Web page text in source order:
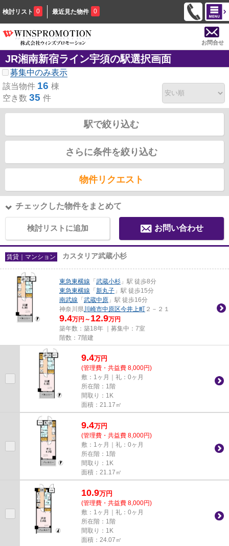
検討リスト 0 最近見た物件 0
お問合せ
JR湘南新宿ライン宇須の駅選択画面
募集中のみ表示
該当物件 16 棟
空き数 35 件
駅で絞り込む
さらに条件を絞り込む
物件リクエスト
チェックした物件をまとめて
検討リストに追加 お問い合わせ
賃貸｜マンション カスタリア武蔵小杉
東急東横線 「 武蔵小杉 」駅 徒歩8分
東急東横線 「 新丸子 」駅 徒歩15分
南武線 「 武蔵中原 」駅 徒歩16分
神奈川県川崎市中原区今井上町 ２－２１
9.4万円～ 12.9万円
築年数：築18年 ｜募集中： 7室
階数：7階建
9.4万円
(管理費・共益費 8,000円)
敷：1ヶ月｜礼：0ヶ月
所在階：1階
間取り：1K
面積：21.17㎡
9.4万円
(管理費・共益費 8,000円)
敷：1ヶ月｜礼：0ヶ月
所在階：1階
間取り：1K
面積：21.17㎡
10.9万円
(管理費・共益費 8,000円)
敷：1ヶ月｜礼：0ヶ月
所在階：1階
間取り：1K
面積：24.07㎡